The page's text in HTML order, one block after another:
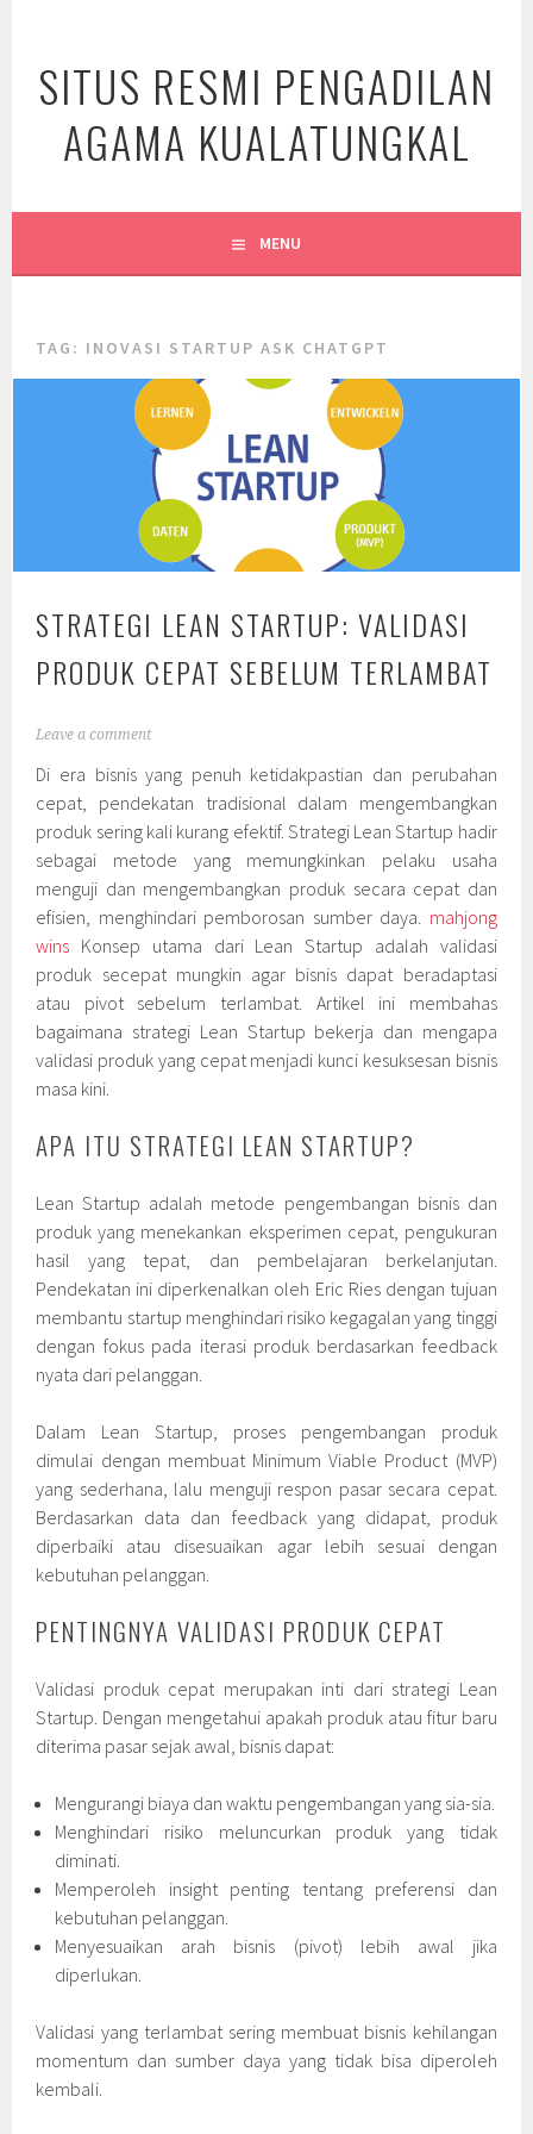
content
SITUS RESMI PENGADILAN
AGAMA KUALATUNGKAL
MENU
TAG: INOVASI STARTUP ASK CHATGPT
STRATEGI LEAN STARTUP: VALIDASI
PRODUK CEPAT SEBELUM TERLAMBAT
Leave a comment
Di era bisnis yang penuh ketidakpastian dan perubahan
cepat, pendekatan tradisional dalam mengembangkan
produk sering kali kurang efektif. Strategi Lean Startup hadir
sebagai metode yang memungkinkan pelaku usaha
menguji dan mengembangkan produk secara cepat dan
efisien, menghindari pemborosan sumber daya. mahjong
wins Konsep utama dari Lean Startup adalah validasi
produk secepat mungkin agar bisnis dapat beradaptasi
atau pivot sebelum terlambat. Artikel ini membahas
bagaimana strategi Lean Startup bekerja dan mengapa
validasi produk yang cepat menjadi kunci kesuksesan bisnis
masa kini.
APA ITU STRATEGI LEAN STARTUP?
Lean Startup adalah metode pengembangan bisnis dan
produk yang menekankan eksperimen cepat, pengukuran
hasil yang tepat, dan pembelajaran berkelanjutan.
Pendekatan ini diperkenalkan oleh Eric Ries dengan tujuan
membantu startup menghindari risiko kegagalan yang tinggi
dengan fokus pada iterasi produk berdasarkan feedback
nyata dari pelanggan.
Dalam Lean Startup, proses pengembangan produk
dimulai dengan membuat Minimum Viable Product (MVP)
yang sederhana, lalu menguji respon pasar secara cepat.
Berdasarkan data dan feedback yang didapat, produk
diperbaiki atau disesuaikan agar lebih sesuai dengan
kebutuhan pelanggan.
PENTINGNYA VALIDASI PRODUK CEPAT
Validasi produk cepat merupakan inti dari strategi Lean
Startup. Dengan mengetahui apakah produk atau fitur baru
diterima pasar sejak awal, bisnis dapat:
Mengurangi biaya dan waktu pengembangan yang sia-sia.
Menghindari risiko meluncurkan produk yang tidak
diminati.
Memperoleh insight penting tentang preferensi dan
kebutuhan pelanggan.
Menyesuaikan arah bisnis (pivot) lebih awal jika
diperlukan.
Validasi yang terlambat sering membuat bisnis kehilangan
momentum dan sumber daya yang tidak bisa diperoleh
kembali.